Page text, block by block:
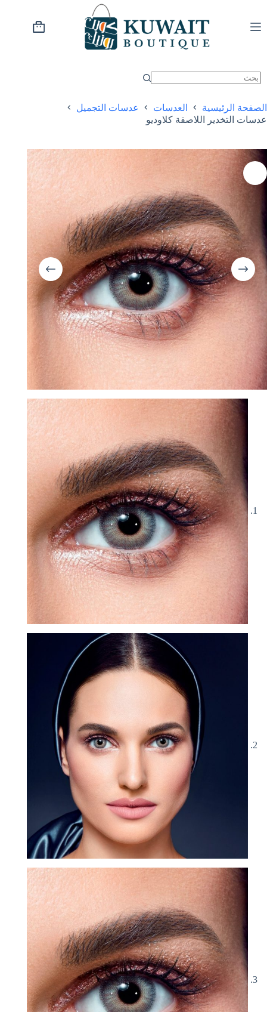
المحتوى
عربة
الصفحة الرئيسية العدسات
عدسات التجميل
عدسات التخدير اللاصقة كلاوديو